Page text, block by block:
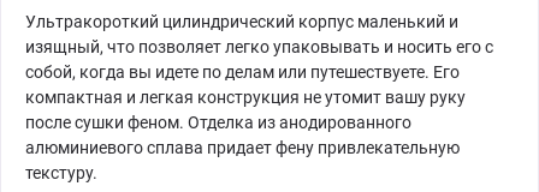
Ультракороткий цилиндрический корпус маленький и
изящный, что позволяет легко упаковывать и носить его с
собой, когда вы идете по делам или путешествуете. Его
компактная и легкая конструкция не утомит вашу руку
после сушки феном. Отделка из анодированного
алюминиевого сплава придает фену привлекательную
текстуру.